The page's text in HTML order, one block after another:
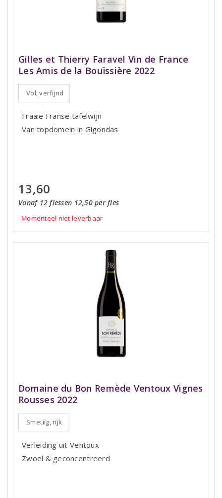
Gilles et Thierry Faravel Vin de France
Les Amis de la Bouïssière 2022
Vol, verfijnd
Fraaie Franse tafelwijn
Van topdomein in Gigondas
13,60
Vanaf 12 flessen 12,50 per fles
Momenteel niet leverbaar
Domaine du Bon Remède Ventoux Vignes
Rousses 2022
Smeuïg, rijk
Verleiding uit Ventoux
Zwoel & geconcentreerd